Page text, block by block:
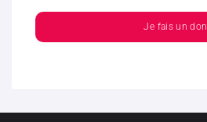
Je fais un don